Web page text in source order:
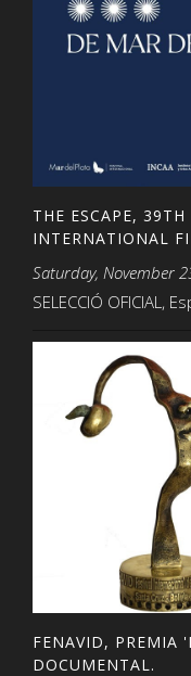
THE ESCAPE,
INTERNATIONAL
Saturday, November
SELECCIÓ OFICIAL,
FENAVID, PREMIA
DOCUMENTAL.